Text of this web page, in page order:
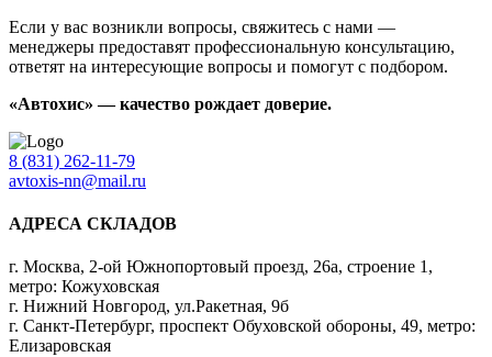
Если у вас возникли вопросы, свяжитесь с нами —
менеджеры предоставят профессиональную консультацию,
ответят на интересующие вопросы и помогут с подбором.
«Автохис» — качество рождает доверие.
8 (831) 262-11-79
avtoxis-nn@mail.ru
АДРЕСА СКЛАДОВ
г. Москва, 2-ой Южнопортовый проезд, 26а, строение 1,
метро: Кожуховская
г. Нижний Новгород, ул.Ракетная, 9б
г. Санкт-Петербург, проспект Обуховской обороны, 49, метро:
Елизаровская